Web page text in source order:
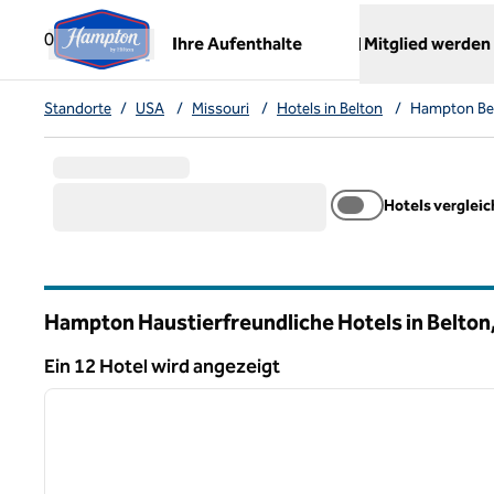
Weiter zum Inhalt
0
Ihre Aufenthalte Mitglied werden
Standorte / USA / Missouri / Hotels in Belton / Hampton
Hotels
Hampton Haustierfreundliche Hotels in
Ein 12 Hotel wird angezeigt
Ein 12 Hotel wird angezeigt
1 von 12